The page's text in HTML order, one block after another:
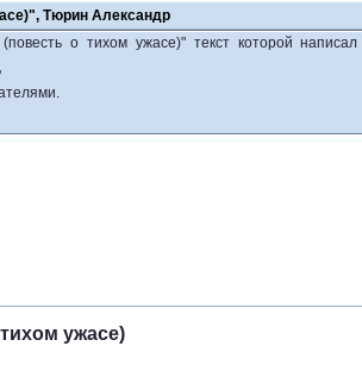
Тюрин Александр
о тихом ужасе)" текст которой
ужасе)